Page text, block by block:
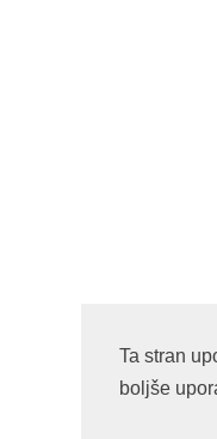
Ta stran
boljše